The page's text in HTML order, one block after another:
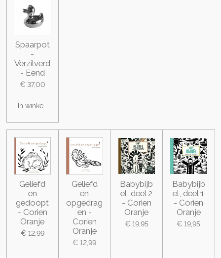
Spaarpot
-
Verzilverd
- Eend
€ 37,00
In winkelwagen
Geliefd
en
gedoopt
- Corien
Oranje
€ 12,99
Geliefd
en
opgedrag
en -
Corien
Oranje
€ 12,99
Babybijb
el, deel 2
- Corien
Oranje
€ 19,95
Babybijb
el, deel 1
- Corien
Oranje
€ 19,95